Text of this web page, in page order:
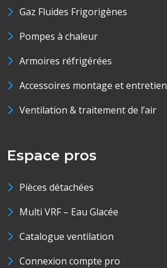
Gaz Fluides Frigorigènes
Pompes à chaleur
Armoires réfrigérées
Accessoires montage et entretien
Ventilation & traitement de l’air
Espace pros
Pièces détachées
Multi VRF – Eau Glacée
Catalogue ventilation
Connexion compte pro